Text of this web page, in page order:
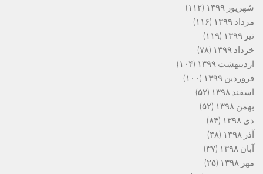
شهریور ۱۳۹۹
(۱۱۲)
مرداد ۱۳۹۹
(۱۱۶)
تیر ۱۳۹۹
(۱۱۹)
خرداد ۱۳۹۹
(۷۸)
اردیبهشت ۱۳۹۹
(۱۰۴)
فروردین ۱۳۹۹
(۱۰۰)
اسفند ۱۳۹۸
(۵۲)
بهمن ۱۳۹۸
(۵۲)
دی ۱۳۹۸
(۸۴)
آذر ۱۳۹۸
(۳۸)
آبان ۱۳۹۸
(۳۷)
مهر ۱۳۹۸
(۲۵)